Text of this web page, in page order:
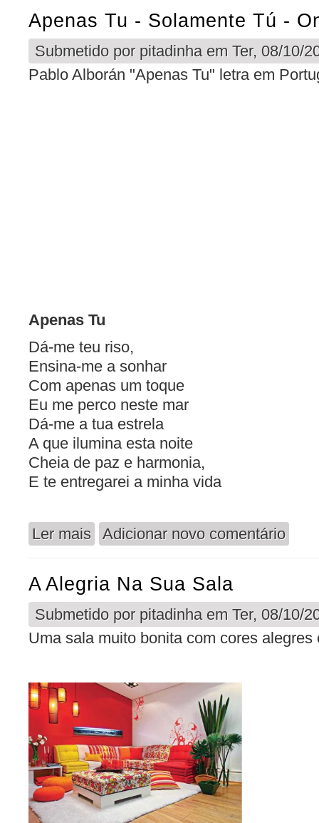
Apenas Tu - Solamente Tú -
Submetido por pitadinhaem Ter, 08/10/
Pablo Alborán "Apenas Tu" letra em
Apenas Tu
Dá-me teu riso,
Ensina-me a sonhar
Com apenas um toque
Eu me perco neste mar
Dá-me a tua estrela
A que ilumina esta noite
Cheia de paz e harmonia,
E te entregarei a minha vida
Ler mais acerca de Apenas Tu - Solamente Tú - Only You
Adicionar novo comentário
A Alegria Na Sua Sala
Submetido por pitadinha em Ter, 08/10/
Uma sala muito bonita com cores alegres